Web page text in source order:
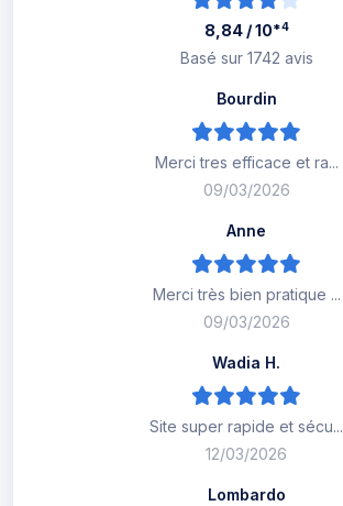
8,84 / 10*4
Basé sur 1742 avis
Bourdin
Merci tres efficace et ra...
09/03/2026
Anne
Merci très bien pratique ...
09/03/2026
Wadia H.
Site super rapide et sécu...
12/03/2026
Lombardo